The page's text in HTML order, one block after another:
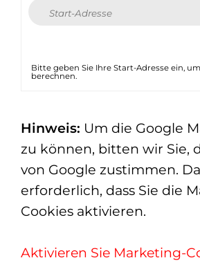
Bitte geben Sie Ihre Start-Adresse ein,
berechnen.
Hinweis: Um die Google
zu können, bitten wir Sie,
von Google zustimmen.
erforderlich, dass Sie die
Cookies aktivieren.
Aktivieren Sie Marketing-